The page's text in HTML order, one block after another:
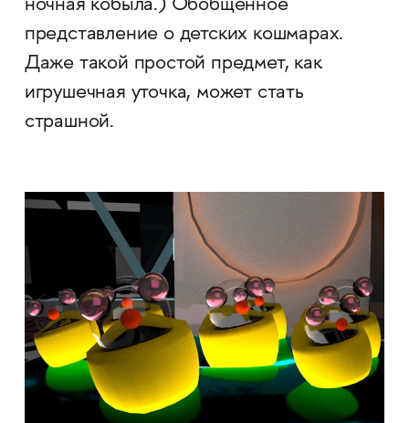
ночная кобыла.) Обобщенное
представление о детских кошмарах.
Даже такой простой предмет, как
игрушечная уточка, может стать
страшной.